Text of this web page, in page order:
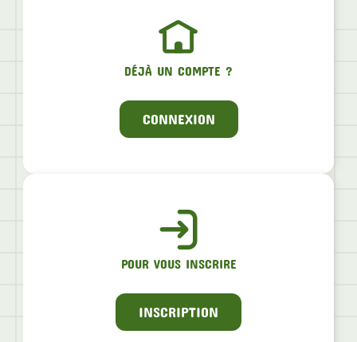
DÉJÀ UN COMPTE ?
CONNEXION
POUR VOUS INSCRIRE
INSCRIPTION